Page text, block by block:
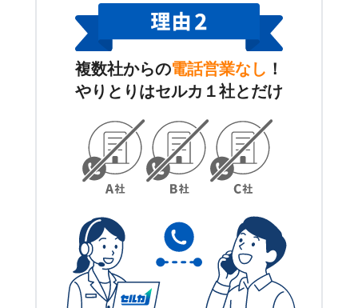
複数社からの電話営業なし ！
やりとりはセルカ１社とだけ